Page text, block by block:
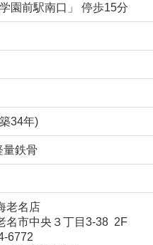
園前駅南口」 停歩15分
34年)
量鉄骨
老名店
名市中央３丁目3-38 2F
6772